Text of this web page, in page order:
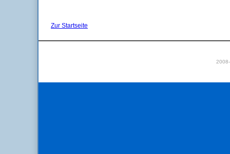
Zur Startseite